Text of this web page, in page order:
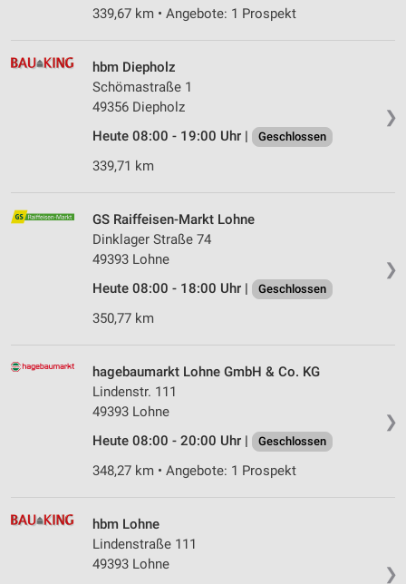
339,67 km • Angebote: 1 Prospekt
❯
hbm Diepholz
Schömastraße 1
49356 Diepholz
Heute 08:00 - 19:00 Uhr |
Geschlossen
339,71 km
❯
GS Raiffeisen-Markt Lohne
Dinklager Straße 74
49393 Lohne
Heute 08:00 - 18:00 Uhr |
Geschlossen
350,77 km
❯
hagebaumarkt Lohne GmbH & Co. KG
Lindenstr. 111
49393 Lohne
Heute 08:00 - 20:00 Uhr |
Geschlossen
348,27 km • Angebote: 1 Prospekt
❯
hbm Lohne
Lindenstraße 111
49393 Lohne